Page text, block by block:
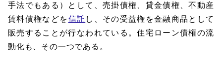
手法でもある）として、売掛債権、貸金債権、不動産
賃料債権などを信託 し、その受益権を金融商品として
販売することが行なわれている。住宅ローン債権の流
動化も、その一つである。